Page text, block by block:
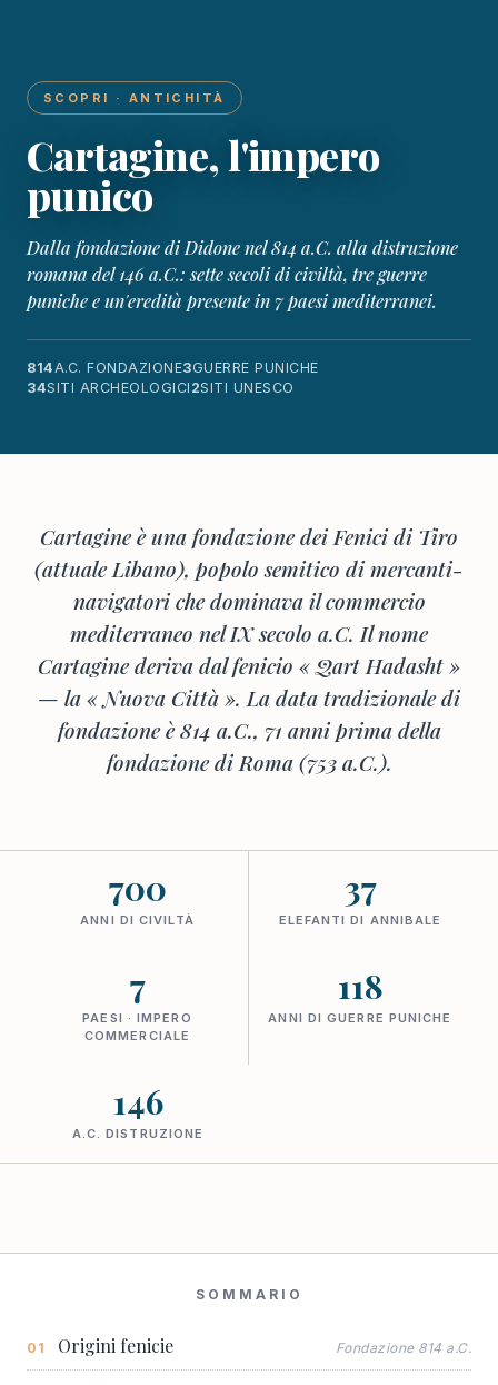
SCOPRI · ANTICHITÀ
Cartagine, l'impero
punico
Dalla fondazione di Didone nel 814 a.C. alla distruzione
romana del 146 a.C.: sette secoli di civiltà, tre guerre
puniche e un'eredità presente in 7 paesi mediterranei.
814A.C. FONDAZIONE3GUERRE PUNICHE
34SITI ARCHEOLOGICI 2SITI UNESCO
Cartagine è una fondazione dei Fenici di Tiro
(attuale Libano), popolo semitico di mercanti-
navigatori che dominava il commercio
mediterraneo nel IX secolo a.C. Il nome
Cartagine deriva dal fenicio « Qart Hadasht »
— la « Nuova Città ». La data tradizionale di
fondazione è 814 a.C., 71 anni prima della
fondazione di Roma (753 a.C.).
700
ANNI DI CIVILTÀ
37
ELEFANTI DI ANNIBALE
7
PAESI · IMPERO
COMMERCIALE
118
ANNI DI GUERRE PUNICHE
146
A.C. DISTRUZIONE
SOMMARIO
Origini fenicie Fondazione 814 a.C.